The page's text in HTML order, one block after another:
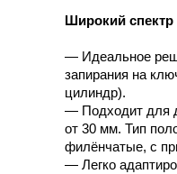
Широкий
— Идеальное
запирания на
цилиндр).
— Подходит для
от 30 мм. Тип
филёнчатые, с
— Легко